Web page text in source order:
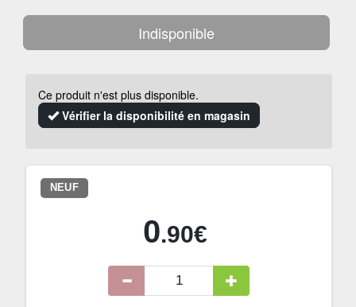
Indisponible
Ce produit n'est plus disponible.
Vérifier la disponibilité en magasin
NEUF
0.90€